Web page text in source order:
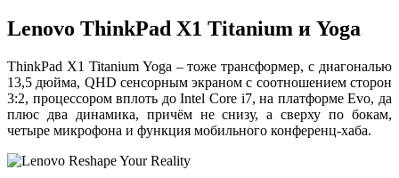
Lenovo ThinkPad X1 Titanium и Yoga
ThinkPad X1 Titanium Yoga – тоже трансформер, с диагональю
13,5 дюйма, QHD сенсорным экраном с соотношением сторон
3:2, процессором вплоть до Intel Core i7, на платформе Evo, да
плюс два динамика, причём не снизу, а сверху по бокам,
четыре микрофона и функция мобильного конференц-хаба.